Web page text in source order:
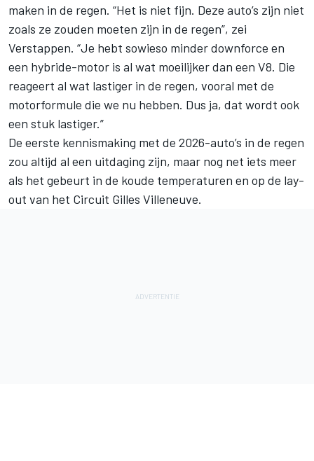
maken in de regen. “Het is niet fijn. Deze auto’s zijn niet
zoals ze zouden moeten zijn in de regen”, zei
Verstappen. “Je hebt sowieso minder downforce en
een hybride-motor is al wat moeilijker dan een V8. Die
reageert al wat lastiger in de regen, vooral met de
motorformule die we nu hebben. Dus ja, dat wordt ook
een stuk lastiger.”
De eerste kennismaking met de 2026-auto’s in de regen
zou altijd al een uitdaging zijn, maar nog net iets meer
als het gebeurt in de koude temperaturen en op de lay-
out van het Circuit Gilles Villeneuve.